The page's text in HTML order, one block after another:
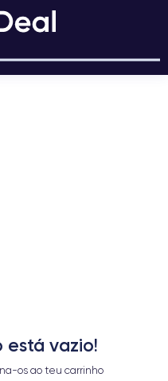
está vazio!
os ao teu carrinho